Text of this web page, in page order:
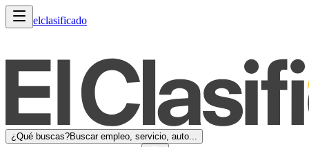
elclasificado
¿Qué buscas?Buscar empleo, servicio, auto...